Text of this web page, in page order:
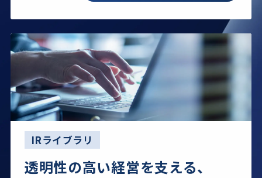
IRライブラリ
透明性の高い経営を支える、